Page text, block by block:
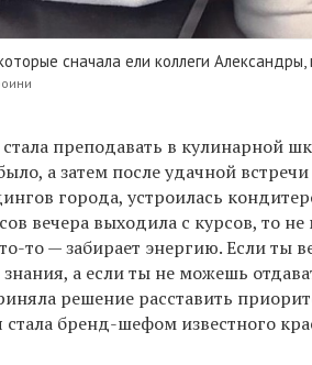
сначала ели коллеги
преподавать в кулинарной
а затем после удачной
города, устроилась
вечера выходила с курсов, то
то — забирает энергию. Если ты
а если ты не можешь
решение расставить
стала бренд-шефом известного